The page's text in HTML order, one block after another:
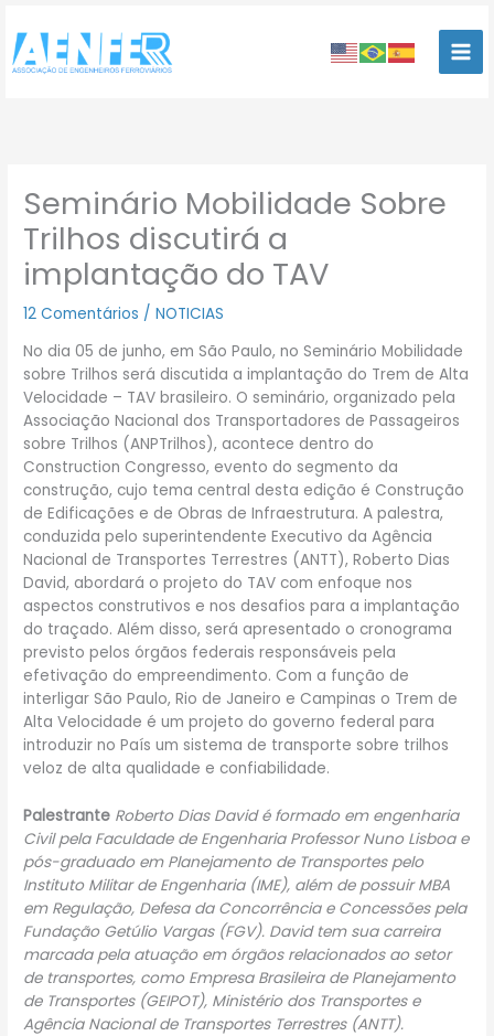
para
conteúdo
Seminário Mobilidade Sobre
Trilhos discutirá a
implantação do TAV
12 Comentários /NOTICIAS
No dia 05 de junho, em São Paulo, no Seminário Mobilidade
sobre Trilhos será discutida a implantação do Trem de Alta
Velocidade – TAV brasileiro. O seminário, organizado pela
Associação Nacional dos Transportadores de Passageiros
sobre Trilhos (ANPTrilhos), acontece dentro do
Construction Congresso, evento do segmento da
construção, cujo tema central desta edição é Construção
de Edificações e de Obras de Infraestrutura. A palestra,
conduzida pelo superintendente Executivo da Agência
Nacional de Transportes Terrestres (ANTT), Roberto Dias
David, abordará o projeto do TAV com enfoque nos
aspectos construtivos e nos desafios para a implantação
do traçado. Além disso, será apresentado o cronograma
previsto pelos órgãos federais responsáveis pela
efetivação do empreendimento. Com a função de
interligar São Paulo, Rio de Janeiro e Campinas o Trem de
Alta Velocidade é um projeto do governo federal para
introduzir no País um sistema de transporte sobre trilhos
veloz de alta qualidade e confiabilidade.
Palestrante Roberto Dias David é formado em engenharia
Civil pela Faculdade de Engenharia Professor Nuno Lisboa e
pós-graduado em Planejamento de Transportes pelo
Instituto Militar de Engenharia (IME), além de possuir MBA
em Regulação, Defesa da Concorrência e Concessões pela
Fundação Getúlio Vargas (FGV). David tem sua carreira
marcada pela atuação em órgãos relacionados ao setor
de transportes, como Empresa Brasileira de Planejamento
de Transportes (GEIPOT), Ministério dos Transportes e
Agência Nacional de Transportes Terrestres (ANTT).